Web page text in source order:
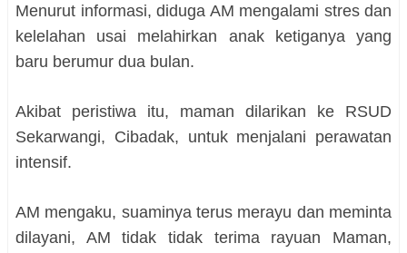
Menurut informasi, diduga AM mengalami stres dan
kelelahan usai melahirkan anak ketiganya yang
baru berumur dua bulan.
Akibat peristiwa itu, maman dilarikan ke RSUD
Sekarwangi, Cibadak, untuk menjalani perawatan
intensif.
AM mengaku, suaminya terus merayu dan meminta
dilayani, AM tidak tidak terima rayuan Maman,